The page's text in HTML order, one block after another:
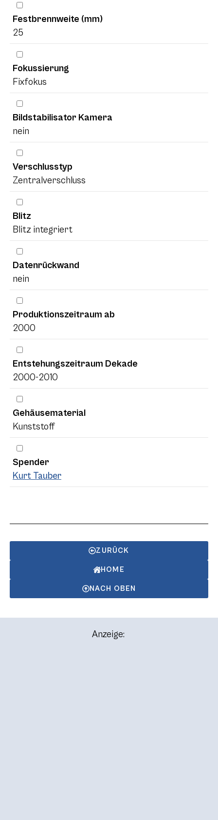
Festbrennweite (mm)
25
Fokussierung
Fixfokus
Bildstabilisator Kamera
nein
Verschlusstyp
Zentralverschluss
Blitz
Blitz integriert
Datenrückwand
nein
Produktionszeitraum ab
2000
Entstehungszeitraum Dekade
2000-2010
Gehäusematerial
Kunststoff
Spender
Kurt Tauber
ZURÜCK
HOME
NACH OBEN
Anzeige: